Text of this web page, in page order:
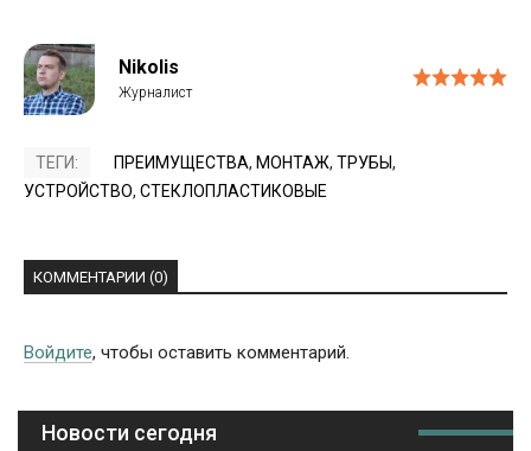
Nikolis
ТЕГИ: ПРЕИМУЩЕСТВА, МОНТАЖ, ТРУБЫ,
УСТРОЙСТВО, СТЕКЛОПЛАСТИКОВЫЕ
КОММЕНТАРИИ (0)
Войдите, чтобы оставить комментарий.
Новости сегодня